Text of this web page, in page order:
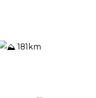
181km